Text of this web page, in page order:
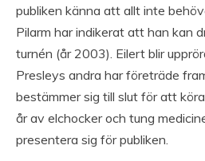
publiken känna att allt inte
Pilarm har indikerat att han kan
turnén (år 2003). Eilert blir
Presleys andra har företräde
bestämmer sig till slut för att
år av elchocker och tung
presentera sig för publiken.